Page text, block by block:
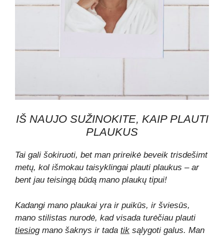
IŠ NAUJO SUŽINOKITE, KAIP PLAUTI
PLAUKUS
Tai gali šokiruoti, bet man prireikė beveik trisdešimt
metų, kol išmokau taisyklingai plauti plaukus – ar
bent jau teisingą būdą mano plaukų tipui!
Kadangi mano plaukai yra ir puikūs, ir šviesūs,
mano stilistas nurodė, kad visada turėčiau plauti
tiesiogmano šaknys ir tada tik sąlygoti galus. Man